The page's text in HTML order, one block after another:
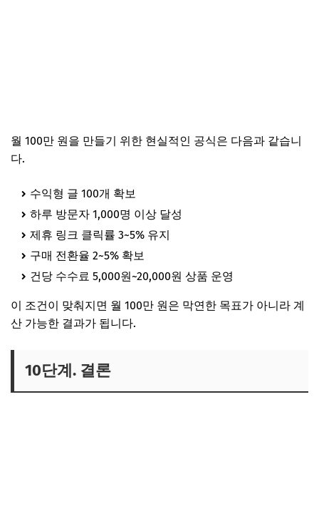
월 100만 원을 만들기 위한 현실적인 공식은 다음과 같습니
다.
수익형 글 100개 확보
하루 방문자 1,000명 이상 달성
제휴 링크 클릭률 3~5% 유지
구매 전환율 2~5% 확보
건당 수수료 5,000원~20,000원 상품 운영
이 조건이 맞춰지면 월 100만 원은 막연한 목표가 아니라 계
산 가능한 결과가 됩니다.
10단계. 결론